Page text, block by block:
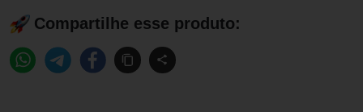
Compartilhe esse produto: